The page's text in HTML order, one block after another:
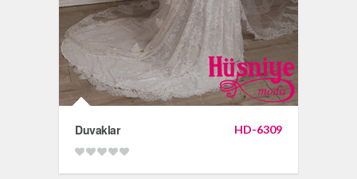
HD-6309
Duvaklar